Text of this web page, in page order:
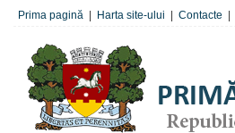
Prima pagină Harta site-ului Contacte